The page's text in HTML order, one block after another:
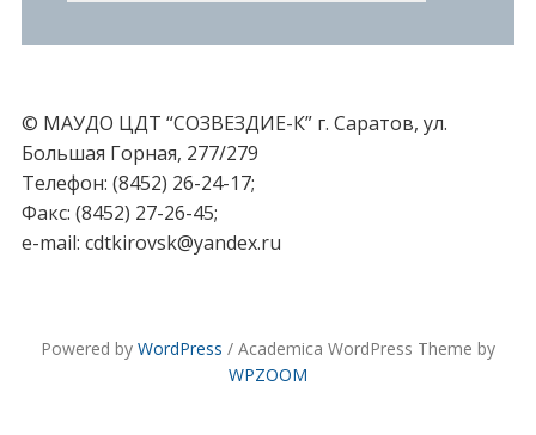
© МАУДО ЦДТ “СОЗВЕЗДИЕ-К” г. Саратов, ул.
Большая Горная, 277/279
Телефон: (8452) 26-24-17;
Факс: (8452) 27-26-45;
e-mail: cdtkirovsk@yandex.ru
Powered by WordPress / Academica WordPress Theme by
WPZOOM